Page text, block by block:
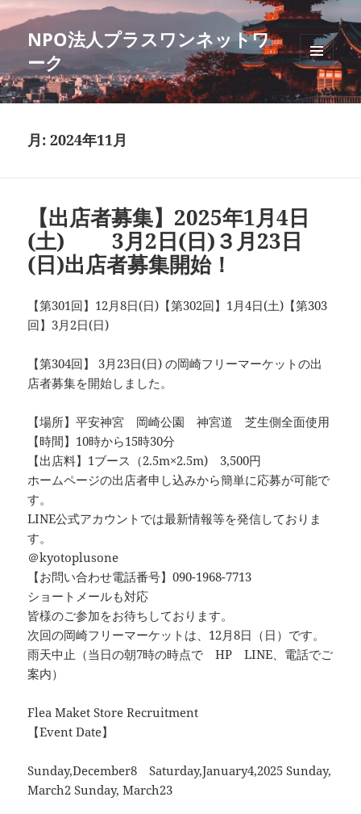
NPO法人プラスワンネットワ
ーク
メニュ
ーとウ
ィジェ
月:2024年11月
【出店者募集】2025年1月4日
(土) 3月2日(日)３月23日
(日)出店者募集開始！
【第301回】12月8日(日)【第302回】1月4日(土)【第303
回】3月2日(日)
【第304回】 3月23日(日) の岡崎フリーマーケットの出
店者募集を開始しました。
【場所】平安神宮 岡崎公園 神宮道 芝生側全面使用
【時間】10時から15時30分
【出店料】1ブース（2.5m×2.5m) 3,500円
ホームページの出店者申し込みから簡単に応募が可能で
す。
LINE公式アカウントでは最新情報等を発信しておりま
す。
＠kyotoplusone
【お問い合わせ電話番号】090-1968-7713
ショートメールも対応
皆様のご参加をお待ちしております。
次回の岡崎フリーマーケットは、12月8日（日）です。
雨天中止（当日の朝7時の時点で HP LINE、電話でご
案内）
Flea Maket Store Recruitment
【Event Date】
Sunday,December8 Saturday,January4,2025 Sunday,
March2 Sunday, March23